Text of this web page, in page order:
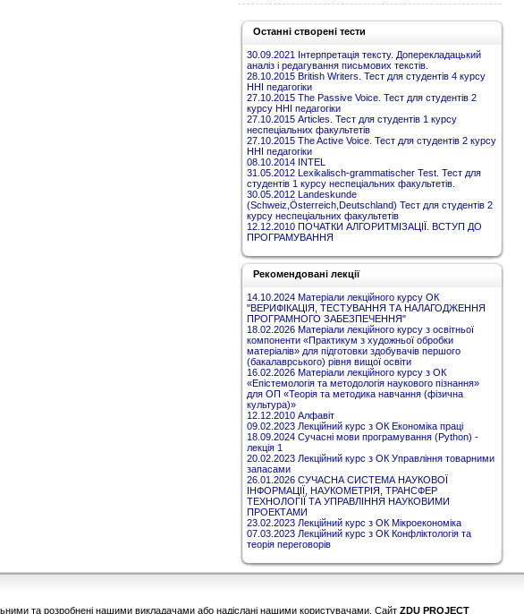
Останні створені тести
30.09.2021 Інтерпретація тексту. Доперекладацький
аналіз і редагування письмових текстів.
28.10.2015 British Writers. Тест для студентів 4 курсу
ННІ педагогіки
27.10.2015 The Passive Voice. Тест для студентів 2
курсу ННІ педагогіки
27.10.2015 Articles. Тест для студентів 1 курсу
неспеціальних факультетів
27.10.2015 The Active Voice. Тест для студентів 2 курсу
ННІ педагогіки
08.10.2014 INTEL
31.05.2012 Lexikalisch-grammatischer Test. Тест для
студентів 1 курсу неспеціальних факультетів.
30.05.2012 Landeskunde
(Schweiz,Österreich,Deutschland) Тест для студентів 2
курсу неспеціальних факультетів
12.12.2010 ПОЧАТКИ АЛГОРИТМІЗАЦІЇ. ВСТУП ДО
ПРОГРАМУВАННЯ
Рекомендовані лекції
14.10.2024 Матеріали лекційного курсу ОК
"ВЕРИФІКАЦІЯ, ТЕСТУВАННЯ ТА НАЛАГОДЖЕННЯ
ПРОГРАМНОГО ЗАБЕЗПЕЧЕННЯ"
18.02.2026 Матеріали лекційного курсу з освітньої
компоненти «Практикум з художньої обробки
матеріалів» для підготовки здобувачів першого
(бакалаврського) рівня вищої освіти
16.02.2026 Матеріали лекційного курсу з ОК
«Епістемологія та методологія наукового пізнання»
для ОП «Теорія та методика навчання (фізична
культура)»
12.12.2010 Алфавіт
09.02.2023 Лекційний курс з ОК Економіка праці
18.09.2024 Сучасні мови програмування (Python) -
лекція 1
20.02.2023 Лекційний курс з ОК Управління товарними
запасами
26.01.2026 СУЧАСНА СИСТЕМА НАУКОВОЇ
ІНФОРМАЦІЇ, НАУКОМЕТРІЯ, ТРАНСФЕР
ТЕХНОЛОГІЇ ТА УПРАВЛІННЯ НАУКОВИМИ
ПРОЕКТАМИ
23.02.2023 Лекційний курс з ОК Мікроекономіка
07.03.2023 Лекційний курс з ОК Конфліктологія та
теорія переговорів
та розробнені нашими викладачами або надіслані нашими користувачами. Сайт ZDU PROJECT